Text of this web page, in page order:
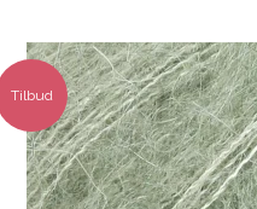
Tilbud